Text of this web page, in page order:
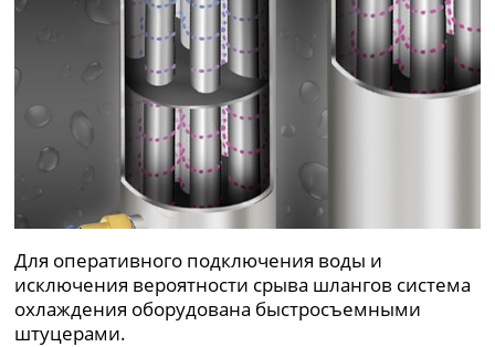
Для оперативного подключения воды и
исключения вероятности срыва шлангов система
охлаждения оборудована быстросъемными
штуцерами.